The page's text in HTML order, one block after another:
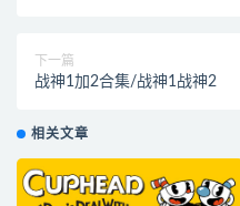
下一篇
战神1加2合集/战神1战神2
相关文章